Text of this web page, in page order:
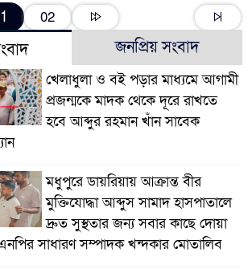
02
জনপ্রিয় সংবাদ
খেলাধুলা ও বই পড়ার মাধ্যমে আগামী
প্রজন্মকে মাদক থেকে দূরে রাখতে
হবে আব্দুর রহমান খাঁন সাবেক
মধুপুরে ডায়রিয়ায় আক্রান্ত বীর
মুক্তিযোদ্ধা আব্দুস সামাদ হাসপাতালে
দ্রুত সুস্থতার জন্য সবার কাছে দোয়া
সাধারণ সম্পাদক খন্দকার মোতালিব